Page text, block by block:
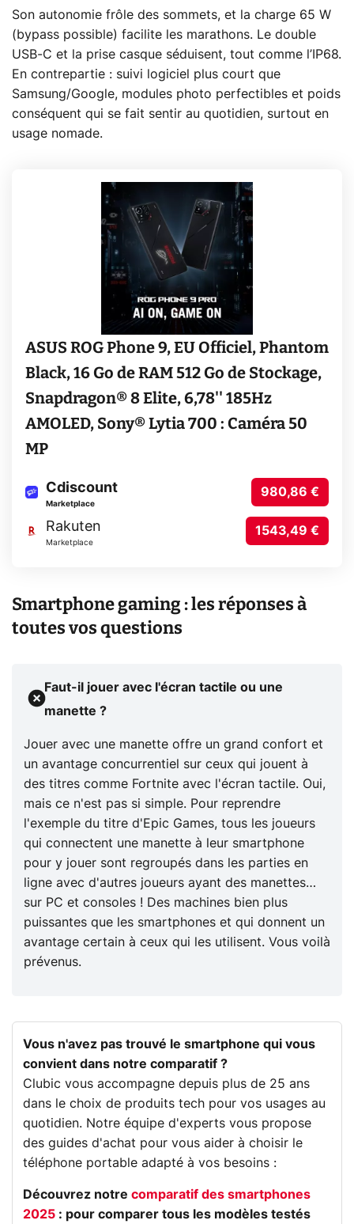
Son autonomie frôle des sommets, et la charge 65 W
(bypass possible) facilite les marathons. Le double
USB-C et la prise casque séduisent, tout comme l’IP68.
En contrepartie : suivi logiciel plus court que
Samsung/Google, modules photo perfectibles et poids
conséquent qui se fait sentir au quotidien, surtout en
usage nomade.
ASUS ROG Phone 9, EU Officiel, Phantom
Black, 16 Go de RAM 512 Go de Stockage,
Snapdragon® 8 Elite, 6,78'' 185Hz
AMOLED, Sony® Lytia 700 : Caméra 50
MP
Cdiscount
Marketplace
980,86 €
Rakuten
Marketplace
1543,49 €
Smartphone gaming : les réponses à
toutes vos questions
Faut-il jouer avec l'écran tactile ou une
manette ?
Jouer avec une manette offre un grand confort et
un avantage concurrentiel sur ceux qui jouent à
des titres comme Fortnite avec l'écran tactile. Oui,
mais ce n'est pas si simple. Pour reprendre
l'exemple du titre d'Epic Games, tous les joueurs
qui connectent une manette à leur smartphone
pour y jouer sont regroupés dans les parties en
ligne avec d'autres joueurs ayant des manettes…
sur PC et consoles ! Des machines bien plus
puissantes que les smartphones et qui donnent un
avantage certain à ceux qui les utilisent. Vous voilà
prévenus.
Vous n'avez pas trouvé le smartphone qui vous
convient dans notre comparatif ?
Clubic vous accompagne depuis plus de 25 ans
dans le choix de produits tech pour vos usages au
quotidien. Notre équipe d'experts vous propose
des guides d'achat pour vous aider à choisir le
téléphone portable adapté à vos besoins :
Découvrez notrecomparatif des smartphones
2025 : pour comparer tous les modèles testés